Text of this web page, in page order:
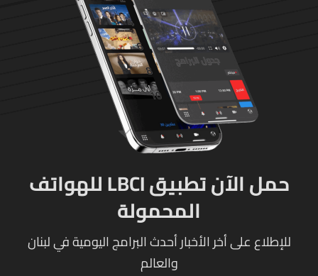
حمل الآن تطبيق LBCI للهواتف
المحمولة
للإطلاع على أخر الأخبار أحدث البرامج اليومية في لبنان
والعالم